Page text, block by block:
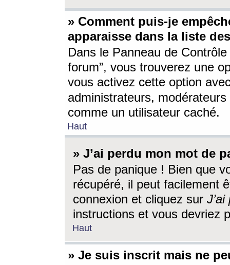
» Comment puis-je
apparaisse dans la liste
Dans le Panneau de
forum”, vous trouverez une
vous activez cette option
administrateurs,
comme un utilisateur caché.
Haut
» J’ai perdu mon mot de
Pas de panique ! Bien que
récupéré, il peut facilement
connexion et cliquez sur
instructions et vous devriez
Haut
» Je suis inscrit mais ne